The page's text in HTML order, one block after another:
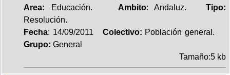
Area: Educación. Ambito: Andaluz.Tipo:
Resolución.
Fecha: 14/09/2011 Colectivo: Población general.
Grupo: General
Tamaño:5 kb